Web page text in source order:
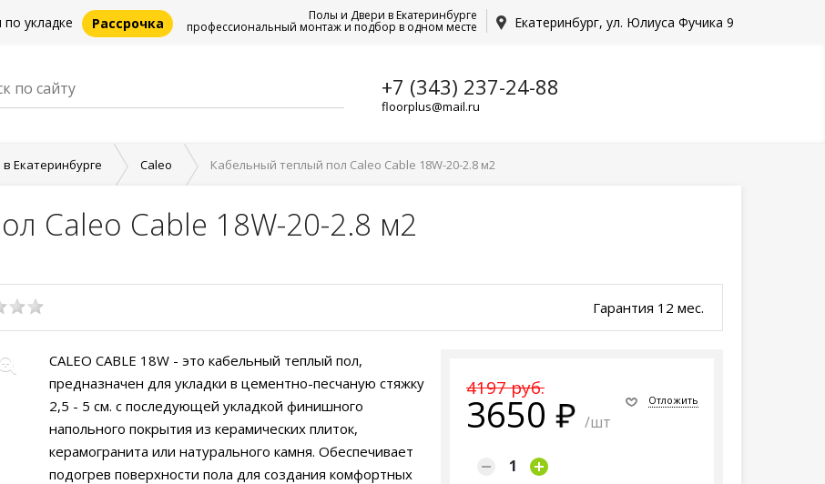
по укладке Рассрочка Екатеринбург, ул. Юлиуса Фучика 9
Полы и Двери в Екатеринбурге
профессиональный монтаж и подбор в одном месте
+7 (343) 237-24-88
floorplus@mail.ru
Екатеринбурге Caleo Кабельный теплый пол Caleo Cable 18W-20-2.8 м2
Caleo Cable 18W-20-2.8 м2
Гарантия 12 мес.
4197 руб.
3650 /шт
Отложить
CALEO CABLE 18W - это кабельный теплый пол,
предназначен для укладки в цементно-песчаную стяжку
2,5 - 5 см. с последующей укладкой финишного
напольного покрытия из керамических плиток,
керамогранита или натурального камня. Обеспечивает
подогрев поверхности пола для создания комфортных